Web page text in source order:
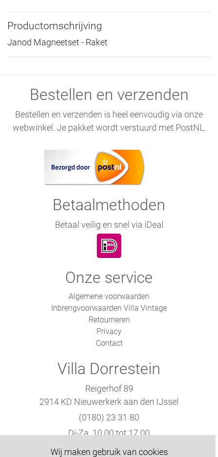
Wij maken gebruik van cookies
Productomschrijving
Janod Magneetset - Raket
Bestellen en verzenden
Bestellen en verzenden is heel eenvoudig via onze
webwinkel. Je pakket wordt verstuurd met PostNL.
Betaalmethoden
Betaal veilig en snel via iDeal
Onze service
Algemene voorwaarden
Inbrengvoorwaarden Villa Vintage
Retourneren
Privacy
Contact
Villa Dorrestein
Reigerhof 89
2914 KD Nieuwerkerk aan den IJssel
(0180) 23 31 80
Di-Za. 10.00 tot 17.00